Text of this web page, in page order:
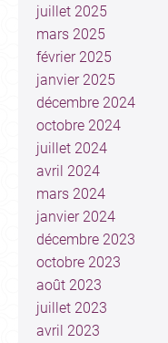
juillet 2025
mars 2025
février 2025
janvier 2025
décembre 2024
octobre 2024
juillet 2024
avril 2024
mars 2024
janvier 2024
décembre 2023
octobre 2023
août 2023
juillet 2023
avril 2023